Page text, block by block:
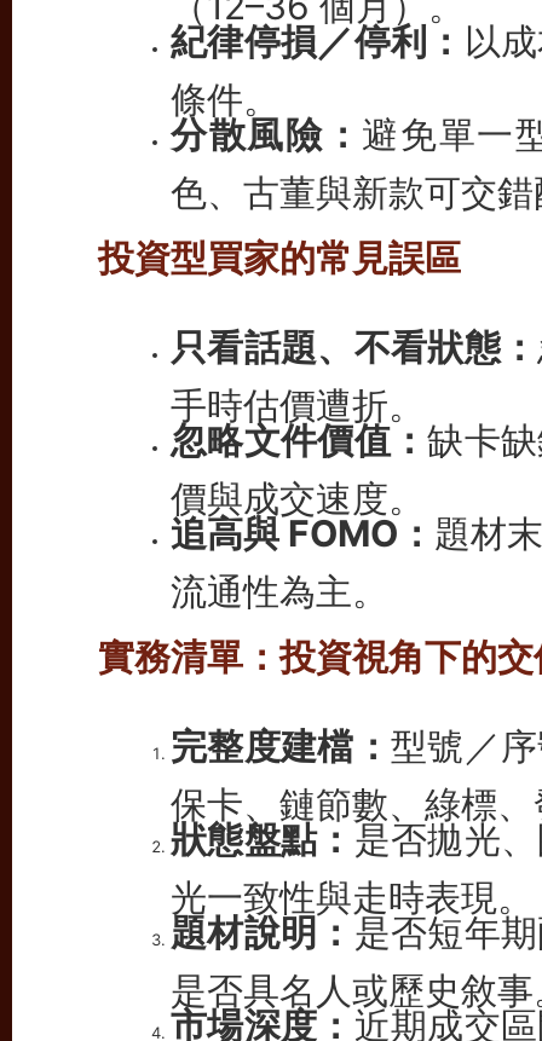
紀律停損／停利： 以
條件。
分散風險： 避免單一
色、古董與新款可交錯
投資型買家的常見誤區
只看話題、不看狀態：
手時估價遭折。
忽略文件價值：缺卡
價與成交速度。
追高與 FOMO： 題材
流通性為主。
實務清單：投資視角下的
完整度建檔： 型號／
保卡、鏈節數、綠標
狀態盤點： 是否拋光
光一致性與走時表現。
題材說明： 是否短年
是否具名人或歷史敘事
市場深度： 近期成交